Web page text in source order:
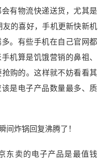
有物流快递送货，尤其是
的喜好，手机更新快新机
。有些手机在自己官网都
机算是饥饿营销的鼻祖、
购的。这样就不妨看看其
是电子产品数量最多、质
东卖的电子产品是最值钱